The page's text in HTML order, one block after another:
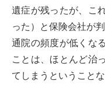
遺症が残ったが、こ
った）と保険会社が
通院の頻度が低くな
ことは、ほとんど治
てしまうということな